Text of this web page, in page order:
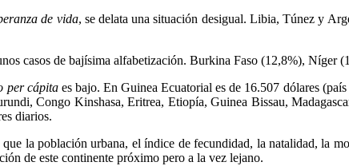
de vida, se delata una situación desigual. Libia, Túnez y
casos de bajísima alfabetización. Burkina Faso (12,8%), Níger
per cápitaes bajo. En Guinea Ecuatorial es de 16.507 dólares
Congo Kinshasa, Eritrea, Etiopía, Guinea Bissau,
diarios.
la población urbana, el índice de fecundidad, la natalidad, la
de este continente próximo pero a la vez lejano.